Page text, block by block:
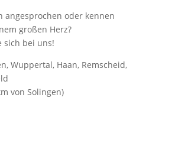
angesprochen oder kennen
großen Herz?
sich bei uns!
Wuppertal, Haan, Remscheid,
von Solingen)